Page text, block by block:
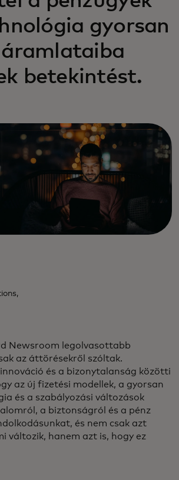
gyorsan
betekintést.
Newsroom legolvasottabb
az áttörésekről szóltak.
és a bizonytalanság közötti
az új fizetési modellek, a gyorsan
és a szabályozási változások
a biztonságról és a pénz
és nem csak azt
változik, hanem azt is, hogy ez